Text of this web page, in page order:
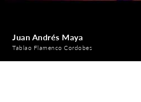
Juan Andrés Maya
Tablao Flamenco Cordobes